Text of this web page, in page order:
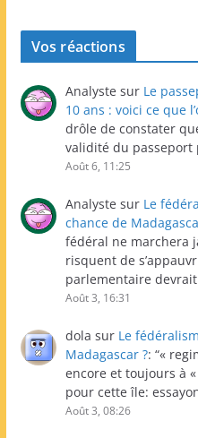
Vos réactions
Analyste sur Le
10 ans : voici ce que
drôle de constater
validité du passeport
Août 6, 11:25
Analyste sur Le
chance de
fédéral ne marchera
risquent de
parlementaire
Août 3, 16:31
dola sur Le
Madagascar ?: “«
encore et toujours à
pour cette île:
Août 3, 08:26